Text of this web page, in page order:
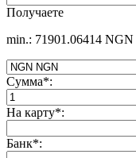
Получаете
min.: 71901.06414 NGN
Сумма*:
На карту*:
Банк*: